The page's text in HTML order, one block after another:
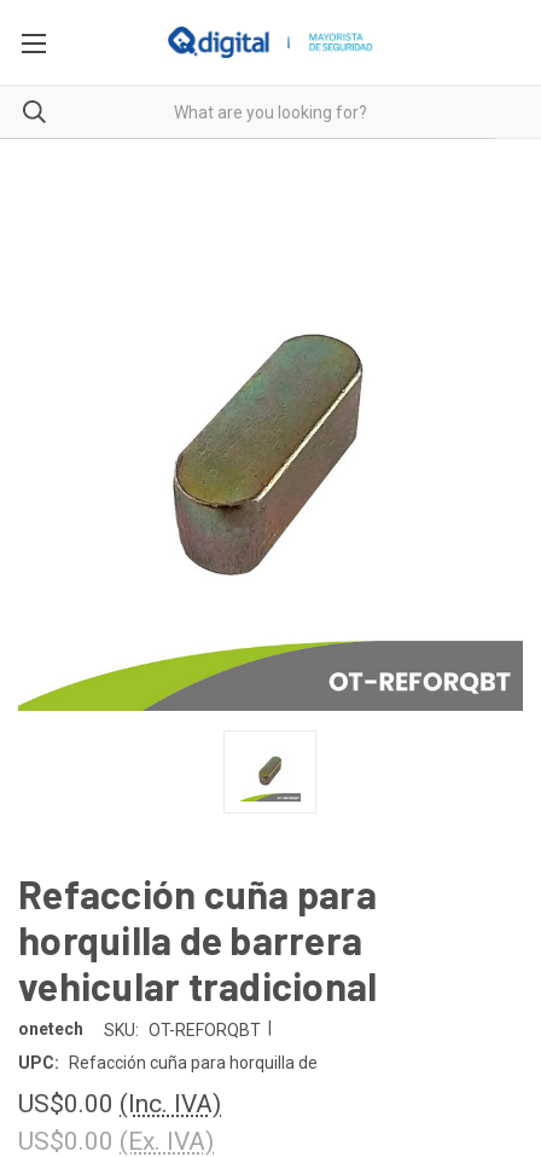
Refacción cuña para
horquilla de barrera
vehicular tradicional
onetech SKU: OT-REFORQBT
UPC:
Refacción cuña para horquilla de
US$0.00 (Inc. IVA)
US$0.00 (Ex. IVA)